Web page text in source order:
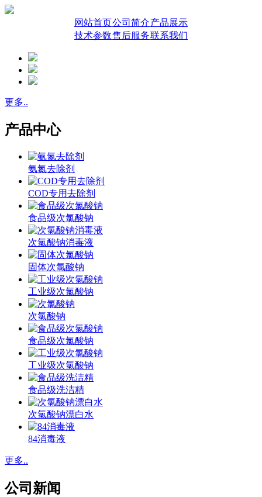
网站首页公司简介产品展示
技术参数售后服务联系我们
更多..
产品中心
氨氮去除剂
COD专用去除剂
食品级次氯酸钠
次氯酸钠消毒液
固体次氯酸钠
工业级次氯酸钠
次氯酸钠
食品级次氯酸钠
工业级次氯酸钠
食品级洗洁精
次氯酸钠漂白水
84消毒液
更多..
公司新闻